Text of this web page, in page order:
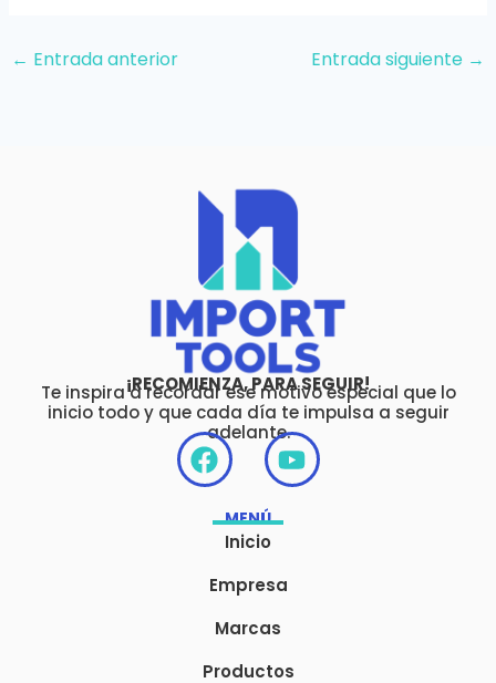
← Entrada anterior Entrada siguiente →
¡RECOMIENZA, PARA SEGUIR!
Te inspira a recordar ese motivo especial que lo
inicio todo y que cada día te impulsa a seguir
adelante.
F
a
c
e
o
k
Y
o
u
MENÚ
Inicio
Empresa
Marcas
Productos